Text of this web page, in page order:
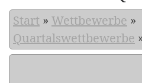
Start » Wettbewerbe »
Quartalswettbewerbe